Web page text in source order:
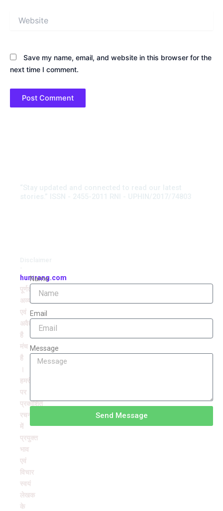
Save my name, email, and website in this browser for the
next time I comment.
“Stay updated and connected to read our latest
stories.” ISSN - 2455-2011 RNI - UPHIN/2017/74803
humrang.com
पूर्णतः
अव्यवसायिक
एवं
अवैतनिक
है
मंच
है
हमरंग
पर
प्रकाशित
रचनाओं
में
प्रयुक्त
भाव
एवं
विचार
स्वयं
लेखक
के
Name
Email
Message
Send Message